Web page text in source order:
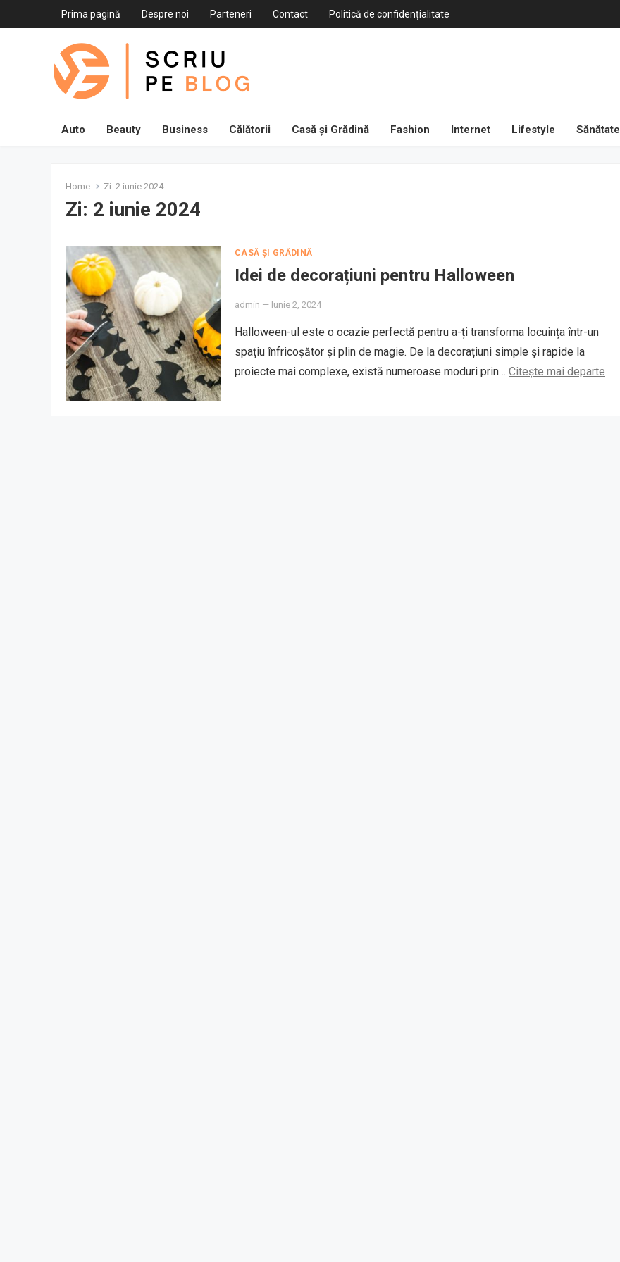
Prima pagină Despre noi Parteneri Contact Politică de confidențialitate
Auto Beauty Business Călătorii Casă și Grădină Fashion Internet Lifestyle Sănătate
Home Zi: 2 iunie 2024
Zi: 2 iunie 2024
CASĂ ȘI GRĂDINĂ
Idei de decorațiuni pentru Halloween
admin — Iunie 2, 2024
Halloween-ul este o ocazie perfectă pentru a-ți transforma locuința într-un
spațiu înfricoșător și plin de magie. De la decorațiuni simple și rapide la
proiecte mai complexe, există numeroase moduri prin… Citește mai departe